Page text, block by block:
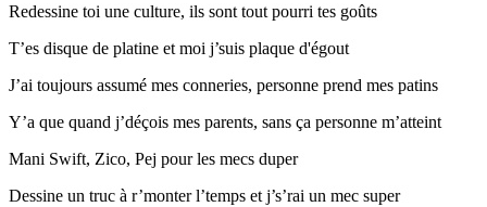
Redessine toi une culture, ils sont tout pourri tes goûts
T’es disque de platine et moi j’suis plaque d'égout
J’ai toujours assumé mes conneries, personne prend mes patins
Y’a que quand j’déçois mes parents, sans ça personne m’atteint
Mani Swift, Zico, Pej pour les mecs duper
Dessine un truc à r’monter l’temps et j’s’rai un mec super